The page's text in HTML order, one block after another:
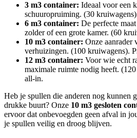
3 m3 container: Ideaal voor een
schuuropruiming. (30
6 m3 container: De perfecte
zolder of een grote kamer. (60
10 m3 container: Onze aanrader
verhuizingen. (100 kruiwagens).
12 m3 container: Voor wie echt
maximale ruimte nodig heeft.
all-in.
Heb je spullen die anderen nog kunnen
drukke buurt? Onze 10 m3 gesloten
ervoor dat onbevoegden geen afval in
je spullen veilig en droog blijven.